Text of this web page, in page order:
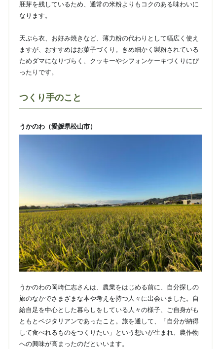
胚芽を残しているため、通常の米粉よりもコクのある味わいに
なります。
天ぷら衣、お好み焼きなど、薄力粉の代わりとして幅広く使え
ますが、おすすめはお菓子づくり。きめ細かく製粉されている
ためダマになりづらく、クッキーやシフォンケーキづくりにぴ
ったりです。
つくり手のこと
うかのわ（愛媛県松山市）
うかのわの岡崎仁志さんは、農業をはじめる前に、自分探しの
旅のなかでさまざまな本や考えを持つ人々に出会いました。自
給自足を中心とした暮らしをしている人々の様子、ご自身がも
ともとベジタリアンであったこと。旅を通して、「自分が納得
して食べれるものをつくりたい」という想いが生まれ、農作物
への興味が高まったのだといいます。